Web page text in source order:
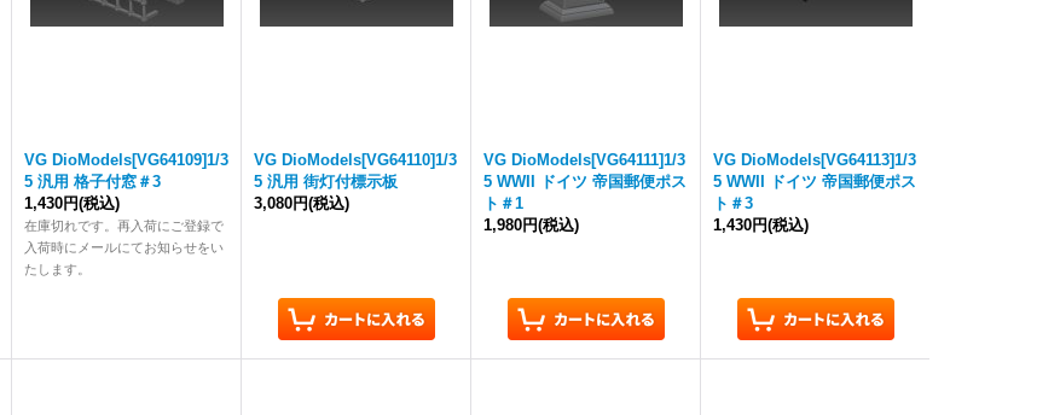
VG DioModels[VG64109]1/3
5 汎用 格子付窓＃3
1,430円(税込)
在庫切れです。再入荷にご登録で
入荷時にメールにてお知らせをい
たします。
VG DioModels[VG64110]1/3
5 汎用 街灯付標示板
3,080円(税込)
VG DioModels[VG64111]1/3
5 WWII ドイツ 帝国郵便ポス
ト＃1
1,980円(税込)
VG DioModels[VG64113]1/3
5 WWII ドイツ 帝国郵便ポス
ト＃3
1,430円(税込)